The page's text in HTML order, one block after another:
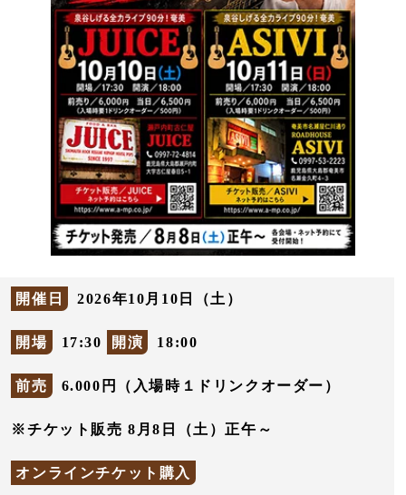
開催日 2026年10月10日（土）
開場 17:30 開演 18:00
前売 6.000円（入場時１ドリンクオーダー）
※チケット販売 8月8日（土）正午～
オンラインチケット購入